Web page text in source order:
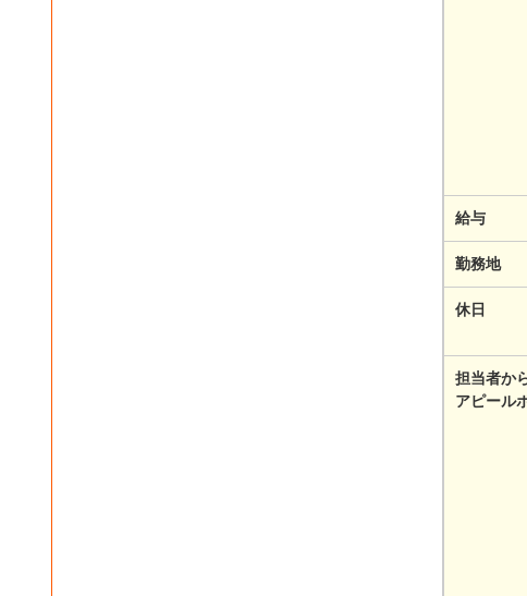
給与
勤務地
休日
担当者か
アピール